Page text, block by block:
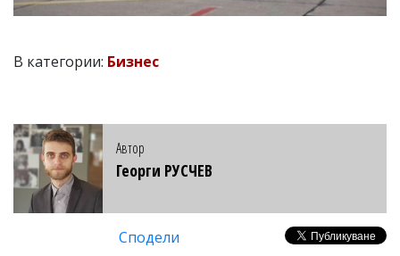
В категории: Бизнес
Автор
Георги РУСЧЕВ
Сподели